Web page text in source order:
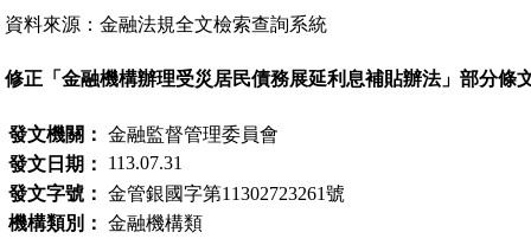
資料來源：金融法規全文檢索查詢系統
修正「金融機構辦理受災居民債務展延利息補貼辦法」部分條
發文機關： 金融監督管理委員會
發文日期：
113.07.31
發文字號： 金管銀國字第11302723261號
機構類別： 金融機構類